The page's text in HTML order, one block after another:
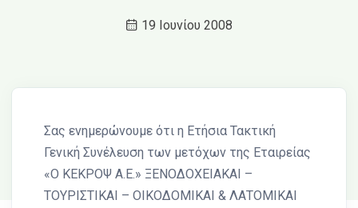
19 Ιουνίου 2008
Σας ενημερώνουμε ότι η Ετήσια Τακτική
Γενική Συνέλευση των μετόχων της Εταιρείας
«Ο ΚΕΚΡΟΨ Α.Ε.» ΞΕΝΟΔΟΧΕΙΑΚΑΙ –
ΤΟΥΡΙΣΤΙΚΑΙ – ΟΙΚΟΔΟΜΙΚΑΙ & ΛΑΤΟΜΙΚΑΙ